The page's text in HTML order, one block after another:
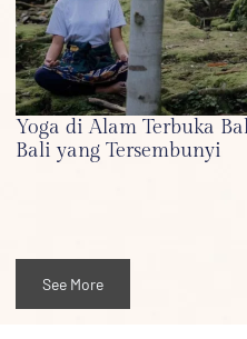
Yoga di Alam Terbuka
Bali yang Tersembunyi
See More